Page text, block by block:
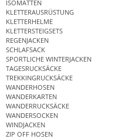
ISOMATTEN
KLETTERAUSRÜSTUNG
KLETTERHELME
KLETTERSTEIGSETS
REGENJACKEN
SCHLAFSACK
SPORTLICHE WINTERJACKEN
TAGESRUCKSÄCKE
TREKKINGRUCKSÄCKE
WANDERHOSEN
WANDERKARTEN
WANDERRUCKSÄCKE
WANDERSOCKEN
WINDJACKEN
ZIP OFF HOSEN